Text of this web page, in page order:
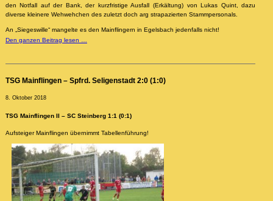
den Notfall auf der Bank, der kurzfristige Ausfall (Erkältung) von Lukas Quint, dazu
diverse kleinere Wehwehchen des zuletzt doch arg strapazierten Stammpersonals.
An „Siegeswille“ mangelte es den Mainflingern in Egelsbach jedenfalls nicht!
Den ganzen Beitrag lesen …
TSG Mainflingen – Spfrd. Seligenstadt 2:0 (1:0)
8. Oktober 2018
TSG Mainflingen II – SC Steinberg 1:1 (0:1)
Aufsteiger Mainflingen übernimmt Tabellenführung!